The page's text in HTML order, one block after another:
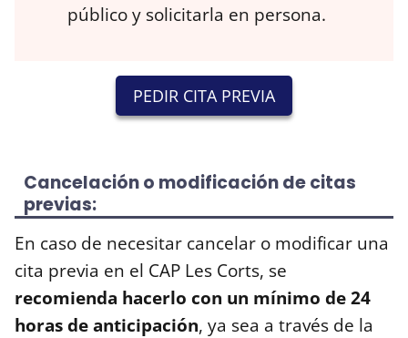
público y solicitarla en persona.
PEDIR CITA PREVIA
Cancelación o modificación de citas
previas:
En caso de necesitar cancelar o modificar una
cita previa en el CAP Les Corts, se
recomienda hacerlo con un mínimo de 24
horas de anticipación, ya sea a través de la